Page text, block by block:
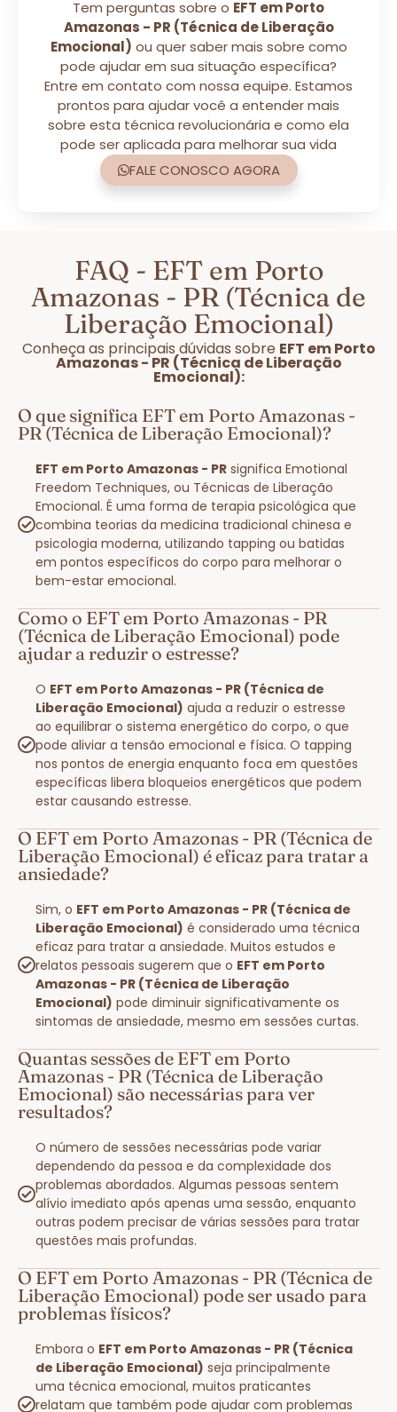
Tem perguntas sobre o EFT em Porto
Amazonas - PR (Técnica de Liberação
Emocional) ou quer saber mais sobre como
pode ajudar em sua situação específica?
Entre em contato com nossa equipe. Estamos
prontos para ajudar você a entender mais
sobre esta técnica revolucionária e como ela
pode ser aplicada para melhorar sua vida
FALE CONOSCO AGORA
FAQ - EFT em Porto
Amazonas - PR (Técnica de
Liberação Emocional)
Conheça as principais dúvidas sobre EFT em Porto
Amazonas - PR (Técnica de Liberação
Emocional):
O que significa EFT em Porto Amazonas -
PR (Técnica de Liberação Emocional)?
EFT em Porto Amazonas - PR significa Emotional
Freedom Techniques, ou Técnicas de Liberação
Emocional. É uma forma de terapia psicológica que
combina teorias da medicina tradicional chinesa e
psicologia moderna, utilizando tapping ou batidas
em pontos específicos do corpo para melhorar o
bem-estar emocional.
Como o EFT em Porto Amazonas - PR
(Técnica de Liberação Emocional) pode
ajudar a reduzir o estresse?
O EFT em Porto Amazonas - PR (Técnica de
Liberação Emocional) ajuda a reduzir o estresse
ao equilibrar o sistema energético do corpo, o que
pode aliviar a tensão emocional e física. O tapping
nos pontos de energia enquanto foca em questões
específicas libera bloqueios energéticos que podem
estar causando estresse.
O EFT em Porto Amazonas - PR (Técnica de
Liberação Emocional) é eficaz para tratar a
ansiedade?
Sim, o EFT em Porto Amazonas - PR (Técnica de
Liberação Emocional) é considerado uma técnica
eficaz para tratar a ansiedade. Muitos estudos e
relatos pessoais sugerem que o EFT em Porto
Amazonas - PR (Técnica de Liberação
Emocional) pode diminuir significativamente os
sintomas de ansiedade, mesmo em sessões curtas.
Quantas sessões de EFT em Porto
Amazonas - PR (Técnica de Liberação
Emocional) são necessárias para ver
resultados?
O número de sessões necessárias pode variar
dependendo da pessoa e da complexidade dos
problemas abordados. Algumas pessoas sentem
alívio imediato após apenas uma sessão, enquanto
outras podem precisar de várias sessões para tratar
questões mais profundas.
O EFT em Porto Amazonas - PR (Técnica de
Liberação Emocional) pode ser usado para
problemas físicos?
Embora o EFT em Porto Amazonas - PR (Técnica
de Liberação Emocional) seja principalmente
uma técnica emocional, muitos praticantes
relatam que também pode ajudar com problemas